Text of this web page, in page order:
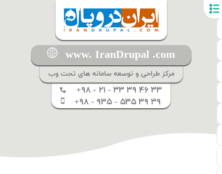
www. IranDrupal .com
مرکز طراحی و توسعه سامانه های تحت وب
+۹۸ - ۲۱ - ۳۳ ۳۹ ۴۶ ۳۳
+۹۸ - ۹۳۵ - ۵۳۵ ۳۹ ۳۹